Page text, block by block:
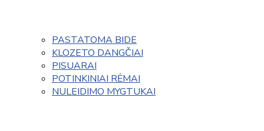
PASTATOMA BIDE
KLOZETO DANGČIAI
PISUARAI
POTINKINIAI RĖMAI
NULEIDIMO MYGTUKAI